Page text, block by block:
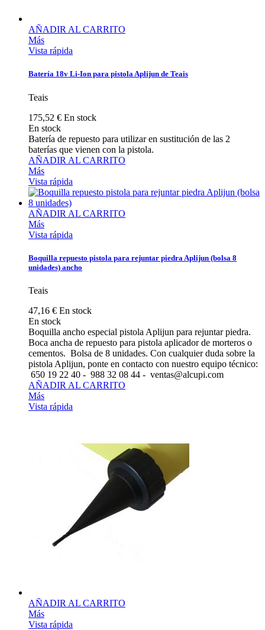
AÑADIR AL CARRITO
Más
Vista rápida
Batería 18v Li-Ion para pistola Aplijun de Teais
Teais
175,52 € En stock
En stock
Batería de repuesto para utilizar en sustitución de las 2
baterías que vienen con la pistola.
AÑADIR AL CARRITO
Más
Vista rápida
AÑADIR AL CARRITO
Más
Vista rápida
Boquilla repuesto pistola para rejuntar piedra Aplijun (bolsa 8
unidades) ancho
Teais
47,16 € En stock
En stock
Boquilla ancho especial pistola Aplijun para rejuntar piedra.
Boca ancha de repuesto para pistola aplicador de morteros o
cementos. Bolsa de 8 unidades. Con cualquier duda sobre la
pistola Aplijun, ponte en contacto con nuestro equipo técnico:
650 19 22 40 - 988 32 08 44 - ventas@alcupi.com
AÑADIR AL CARRITO
Más
Vista rápida
AÑADIR AL CARRITO
Más
Vista rápida